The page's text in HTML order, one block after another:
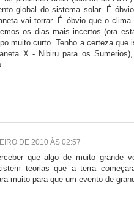
global do sistema solar. É
vai torrar. É óbvio que o clima
os dias mais incertos (ora
muito curto. Tenho a certeza que
X - Nibiru para os
DE 2010 ÀS 02:57
que algo de muito grande
teorias que a terra
muito para que um evento de